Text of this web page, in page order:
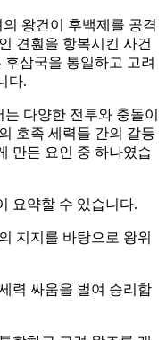
왕건이 후백제를 공격
견훤을 항복시킨 사건
삼국을 통일하고 고려
다.
다양한 전투와 충돌이
호족 세력들 간의 갈등
만든 요인 중 하나였습
요약할 수 있습니다.
지지를 바탕으로 왕위
력 싸움을 벌여 승리합